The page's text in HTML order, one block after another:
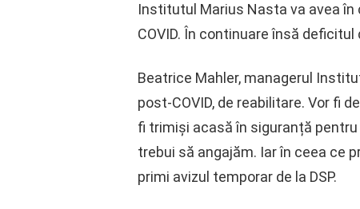
Institutul Marius Nasta va avea
COVID. În continuare însă
Beatrice Mahler, managerul
post-COVID, de reabilitare. Vor fi
fi trimiși acasă în siguranță
trebui să angajăm. Iar în ceea ce
primi avizul temporar de la DSP.